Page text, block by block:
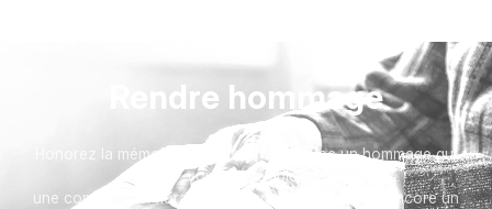
Rendre hommage
Honorez la mémoire de votre proche avec un hommage qui
vous ressemble :
une composition florale, une plaque, un arbre, ou encore un